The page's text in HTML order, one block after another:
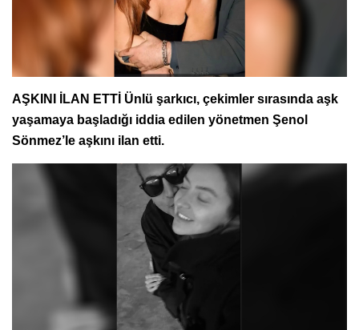
AŞKINI İLAN ETTİ Ünlü şarkıcı, çekimler sırasında aşk
yaşamaya başladığı iddia edilen yönetmen Şenol
Sönmez’le aşkını ilan etti.